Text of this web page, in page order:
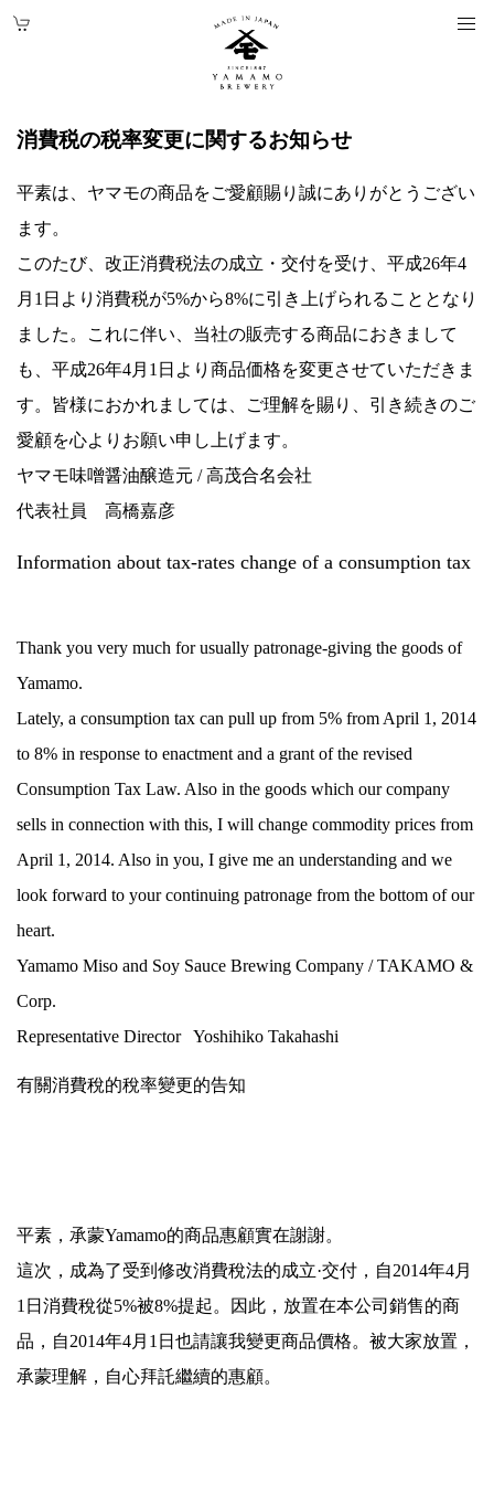
消費税の税率変更に関するお知らせ
平素は、ヤマモの商品をご愛顧賜り誠にありがとうござい
ます。
このたび、改正消費税法の成立・交付を受け、平成26年4
月1日より消費税が5%から8%に引き上げられることとなり
ました。これに伴い、当社の販売する商品におきまして
も、平成26年4月1日より商品価格を変更させていただきま
す。皆様におかれましては、ご理解を賜り、引き続きのご
愛顧を心よりお願い申し上げます。
ヤマモ味噌醤油醸造元 / 高茂合名会社
代表社員 高橋嘉彦
Information about tax-rates change of a consumption tax
Thank you very much for usually patronage-giving the goods of
Yamamo.
Lately, a consumption tax can pull up from 5% from April 1, 2014
to 8% in response to enactment and a grant of the revised
Consumption Tax Law. Also in the goods which our company
sells in connection with this, I will change commodity prices from
April 1, 2014. Also in you, I give me an understanding and we
look forward to your continuing patronage from the bottom of our
heart.
Yamamo Miso and Soy Sauce Brewing Company / TAKAMO &
Corp.
Representative Director Yoshihiko Takahashi
有關消費稅的稅率變更的告知
平素，承蒙Yamamo的商品惠顧實在謝謝。
這次，成為了受到修改消費稅法的成立·交付，自2014年4月
1日消費稅從5%被8%提起。因此，放置在本公司銷售的商
品，自2014年4月1日也請讓我變更商品價格。被大家放置，
承蒙理解，自心拜託繼續的惠顧。